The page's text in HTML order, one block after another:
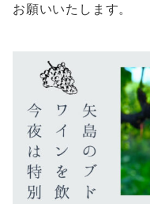
お願いいたします。